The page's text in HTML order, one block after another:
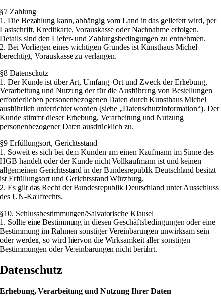
§7 Zahlung
1. Die Bezahlung kann, abhängig vom Land in das geliefert wird, per
Lastschrift, Kreditkarte, Vorauskasse oder Nachnahme erfolgen.
Details sind den Liefer- und Zahlungsbedingungen zu entnehmen.
2. Bei Vorliegen eines wichtigen Grundes ist Kunsthaus Michel
berechtigt, Vorauskasse zu verlangen.
§8 Datenschutz
1. Der Kunde ist über Art, Umfang, Ort und Zweck der Erhebung,
Verarbeitung und Nutzung der für die Ausführung von Bestellungen
erforderlichen personenbezogenen Daten durch Kunsthaus Michel
ausführlich unterrichtet worden (siehe „Datenschutzinformation“). Der
Kunde stimmt dieser Erhebung, Verarbeitung und Nutzung
personenbezogener Daten ausdrücklich zu.
§9 Erfüllungsort, Gerichtsstand
1. Soweit es sich bei dem Kunden um einen Kaufmann im Sinne des
HGB handelt oder der Kunde nicht Vollkaufmann ist und keinen
allgemeinen Gerichtsstand in der Bundesrepublik Deutschland besitzt
ist Erfüllungsort und Gerichtsstand Würzburg.
2. Es gilt das Recht der Bundesrepublik Deutschland unter Ausschluss
des UN-Kaufrechts.
§10. Schlussbestimmungen/Salvatorische Klausel
1. Sollte eine Bestimmung in diesen Geschäftsbedingungen oder eine
Bestimmung im Rahmen sonstiger Vereinbarungen unwirksam sein
oder werden, so wird hiervon die Wirksamkeit aller sonstigen
Bestimmungen oder Vereinbarungen nicht berührt.
Datenschutz
Erhebung, Verarbeitung und Nutzung Ihrer Daten